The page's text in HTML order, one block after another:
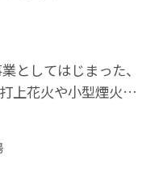
としてはじまった、
上花火や小型煙火な
り上げて...